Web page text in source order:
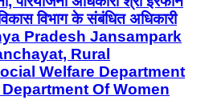
विभाग के संबंधित अधिकारी
Pradesh Jansampark
Rural
Welfare Department
Of Women